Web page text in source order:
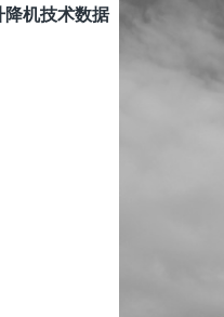
降机技术数据